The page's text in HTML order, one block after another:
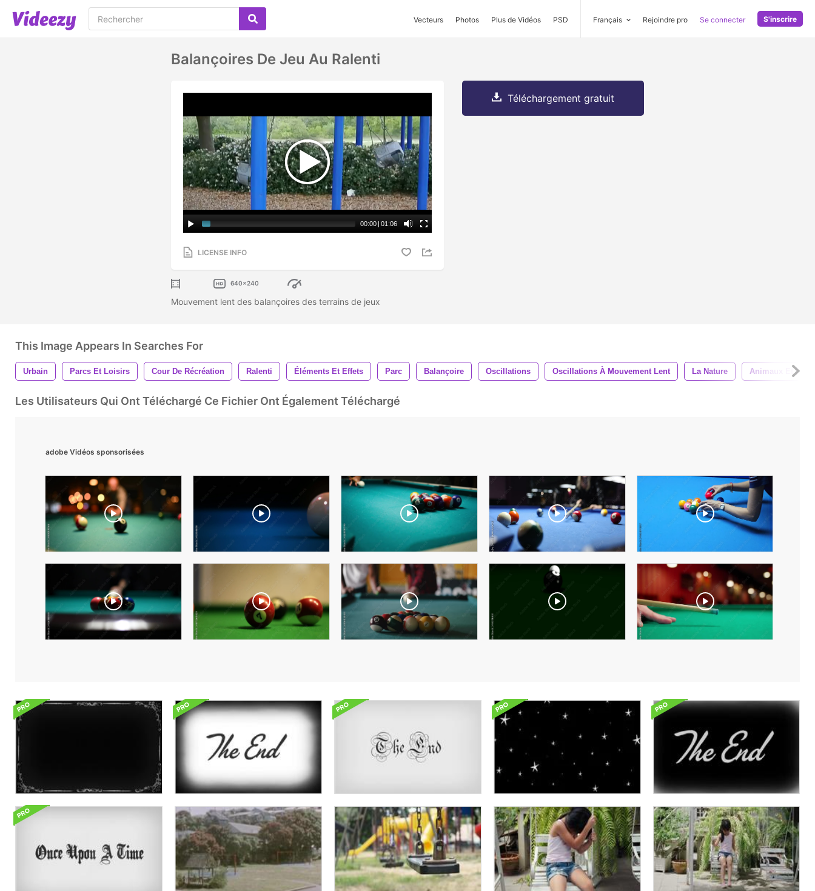
Vecteurs Photos Plus de Vidéos PSD Français Rejoindre pro Se connecter S'inscrire
Balançoires De Jeu Au Ralenti
00:00 | 01:06
LICENSE INFO
640x240
Mouvement lent des balançoires des terrains de jeux
Téléchargement gratuit
This Image Appears In Searches For
Urbain Parcs Et Loisirs Cour De Récréation Ralenti Éléments Et Effets Parc Balançoire Oscillations Oscillations À Mouvement Lent La Nature Animaux Et De
Les Utilisateurs Qui Ont Téléchargé Ce Fichier Ont Également Téléchargé
adobe Vidéos sponsorisées